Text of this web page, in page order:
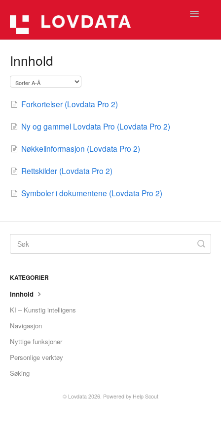
Toggle
Hjelpetekster (Lovdata Pro)
Hjelpefilmer
Innhold
Forkortelser (Lovdata Pro 2)
Ny og gammel Lovdata Pro (Lovdata Pro 2)
Nøkkelinformasjon (Lovdata Pro 2)
Rettskilder (Lovdata Pro 2)
Symboler i dokumentene (Lovdata Pro 2)
KATEGORIER
Innhold
KI – Kunstig intelligens
Navigasjon
Nyttige funksjoner
Personlige verktøy
Søking
© Lovdata 2026. Powered by Help Scout